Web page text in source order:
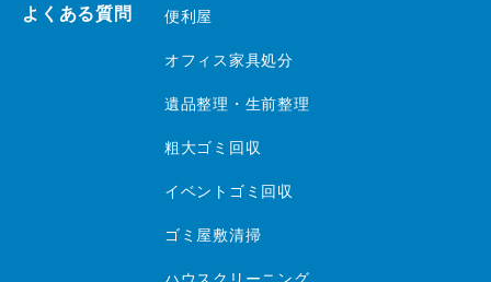
よくある質問
便利屋
オフィス家具処分
遺品整理・生前整理
粗大ゴミ回収
イベントゴミ回収
ゴミ屋敷清掃